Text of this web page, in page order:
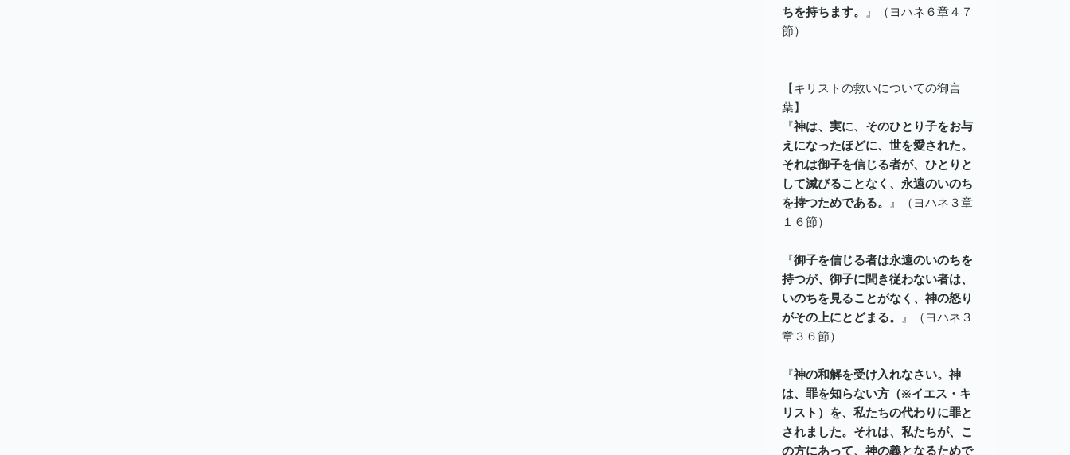
ちを持ちます。
』（ヨハネ６章４７
節）
【キリストの救いについての御言
葉】
『神は、実に、そのひとり子をお与
えになったほどに、世を愛された。
それは御子を信じる者が、ひとりと
して滅びることなく、永遠のいのち
を持つためである。
』（ヨハネ３章
１６節）
『御子を信じる者は永遠のいのちを
持つが、御子に聞き従わない者は、
いのちを見ることがなく、神の怒り
がその上にとどまる。
』（ヨハネ３
章３６節）
『神の和解を受け入れなさい。神
は、罪を知らない方（※イエス・キ
リスト）を、私たちの代わりに罪と
されました。それは、私たちが、こ
の方にあって、神の義となるためで